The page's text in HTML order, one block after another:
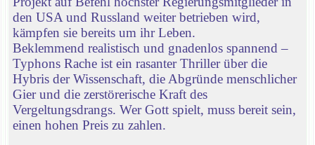
den USA und Russland weiter betrieben wird,
kämpfen sie bereits um ihr Leben.
Beklemmend realistisch und gnadenlos spannend –
Typhons Rache ist ein rasanter Thriller über die
Hybris der Wissenschaft, die Abgründe menschlicher
Gier und die zerstörerische Kraft des
Vergeltungsdrangs. Wer Gott spielt, muss bereit sein,
einen hohen Preis zu zahlen.